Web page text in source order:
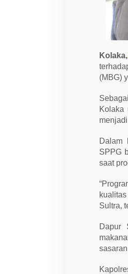
Kolaka,
(MBG)
Kolaka
Dalam
SPPG
saat
Sultra,
Dapur